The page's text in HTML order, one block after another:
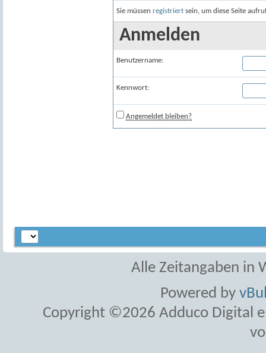
Sie müssen registriert sein, um diese Seite
Anmelden
Benutzername:
Kennwort:
Angemeldet bleiben?
Alle Zeitangaben in
Powered by
Copyright ©2026 Adduco Digital